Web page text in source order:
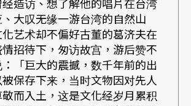
太受难曲》在俄罗斯首演、慕提与
葛提与英国皇家爱乐交响乐团、艾
播交响乐团参与其白夜音乐节之
国国家歌剧院、阿巴多与柏林爱乐
大叹无缘一游台湾的自然山
艺术却不偏好古董的葛济夫在
招待下，匆访故宫，游后赞不
「巨大的震撼，数千年前的出
保存下来，当时文物因对先人
而入土，这是文化经岁月累积